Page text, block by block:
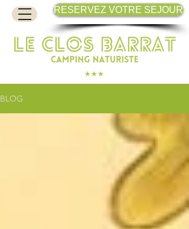
RESERVEZ VOTRE SEJOUR
BLOG